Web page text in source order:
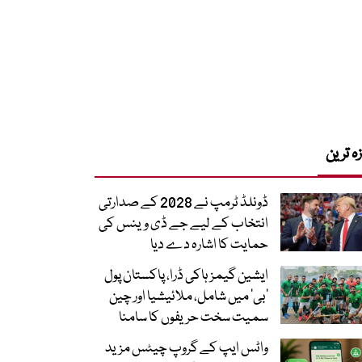
ترین
ڈونلڈ ٹرمپ نے 2028 کے صدارتی
انتخاب کے لیے جے ڈی وینس کی
حمایت کا اشارہ دے دیا
ایشین گیمز ہاکی ڈرا، پاکستان پول
’بی‘ میں شامل، ملائیشیا اور چین
سمیت سخت حریفوں کا سامنا
واٹس ایپ کے گروپ چیٹس مزید